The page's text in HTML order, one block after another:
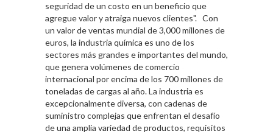
seguridad de un costo en un beneficio que
agregue valor y atraiga nuevos clientes". Con
un valor de ventas mundial de 3,000 millones de
euros, la industria química es uno de los
sectores más grandes e importantes del mundo,
que genera volúmenes de comercio
internacional por encima de los 700 millones de
toneladas de cargas al año. La industria es
excepcionalmente diversa, con cadenas de
suministro complejas que enfrentan el desafío
de una amplia variedad de productos, requisitos